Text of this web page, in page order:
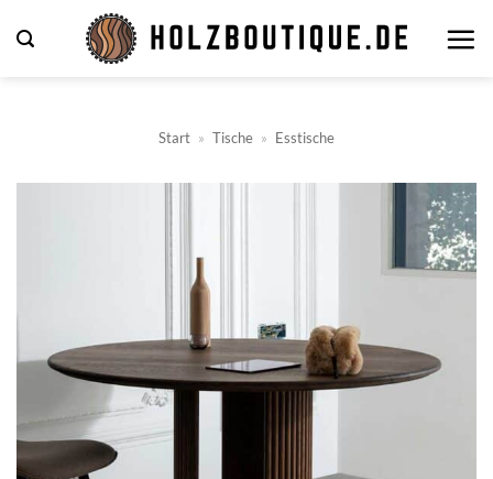
Inhalt
Start » Tische » Esstische